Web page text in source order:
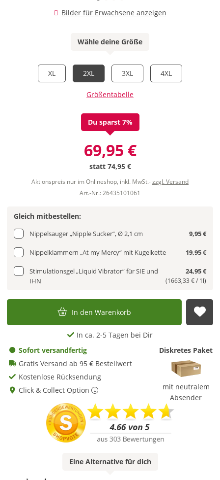
Bilder für Erwachsene anzeigen
Wähle deine Größe
XL 2XL 3XL 4XL
Größentabelle
Du sparst 7%
69,95 €
statt 74,95 €
Aktionspreis nur im Onlineshop, inkl. MwSt.-zzgl. Versand
Art.-Nr.: 26435101061
Gleich mitbestellen:
Nippelsauger „Nipple Sucker“, Ø 2,1 cm 9,95 €
Nippelklammern „At my Mercy“ mit Kugelkette 19,95 €
Stimulationsgel „Liquid Vibrator“ für SIE und
IHN
24,95 €
(1663,33 € / 1l)
In den Warenkorb
In ca. 2-5 Tagen bei Dir
Sofort versandfertig
Gratis Versand ab 95 € Bestellwert
Kostenlose Rücksendung
Click & Collect Option
Diskretes Paket
mit neutralem
Absender
Eine Alternativefür dich